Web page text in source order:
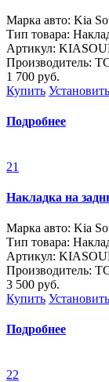
Марка авто: Kia
Тип товара:
Артикул:
Производитель:
1 700 руб.
Купить Установить
Подробнее
21
Накладка на
Марка авто: Kia
Тип товара:
Артикул:
Производитель:
3 500 руб.
Купить Установить
Подробнее
22